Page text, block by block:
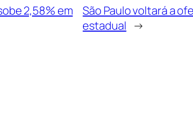
2,58% em
São Paulo voltará a
estadual →